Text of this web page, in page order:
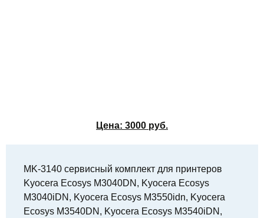
Цена: 3000 руб.
MK-3140 сервисный комплект для принтеров
Kyocera Ecosys M3040DN, Kyocera Ecosys
M3040iDN, Kyocera Ecosys M3550idn, Kyocera
Ecosys M3540DN, Kyocera Ecosys M3540iDN,